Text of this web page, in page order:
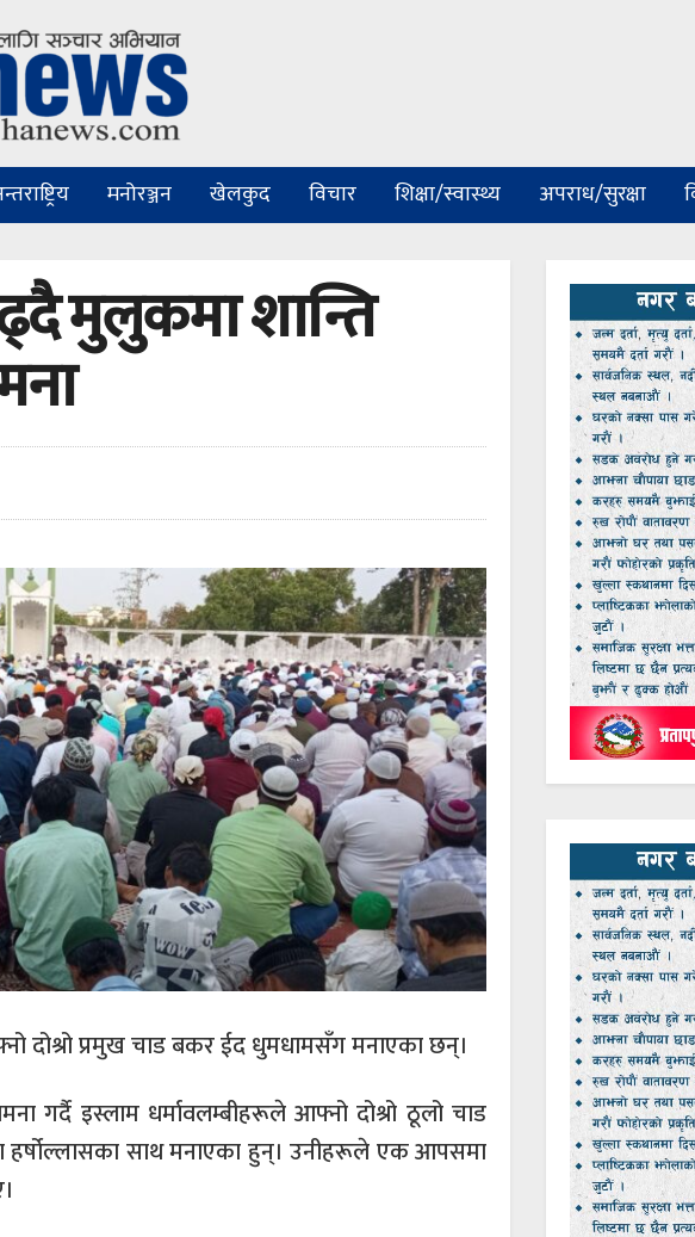
मनोरञ्जन खेलकुद विचार शिक्षा/स्वास्थ्य अपराध/सुरक्षा
मुलुकमा शान्ति
दोश्रो प्रमुख चाड बकर ईद धुमधामसँग मनाएका छन्।
गर्दै इस्लाम धर्मावलम्बीहरूले आफ्नो दोश्रो ठूलो चाड
हर्षोल्लासका साथ मनाएका हुन्। उनीहरूले एक आपसमा